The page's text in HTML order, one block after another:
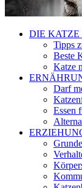
DIE KATZE
Tipps
Beste
Katze
Darf
Essen